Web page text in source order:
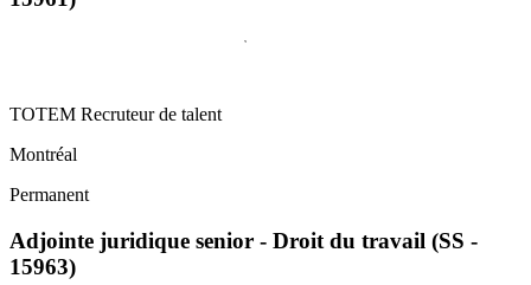
TOTEM Recruteur de talent
Montréal
Permanent
Adjointe juridique senior - Droit du travail (SS -
15963)